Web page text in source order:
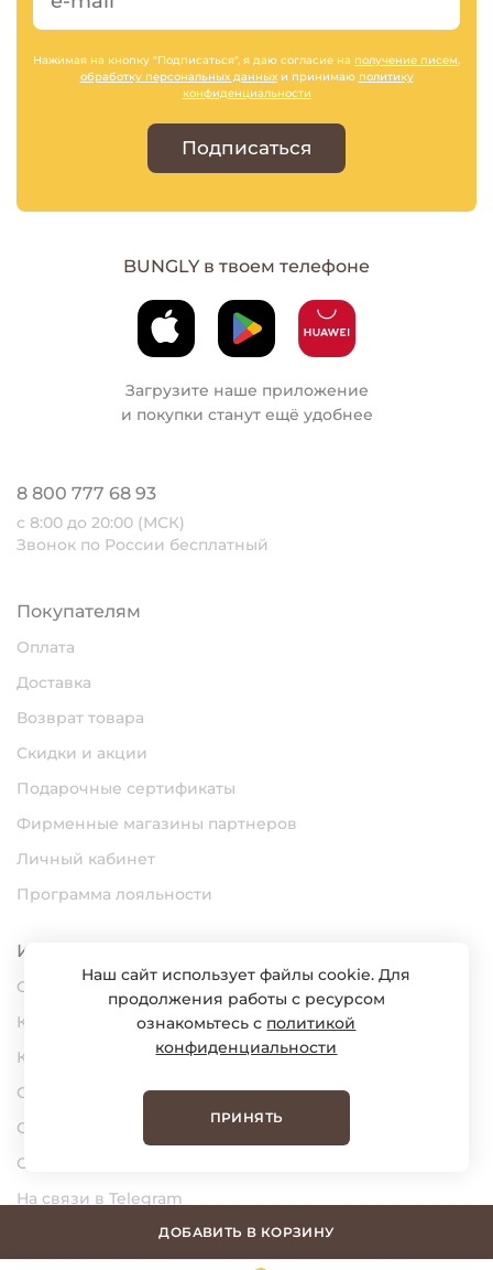
ДОБАВИТЬ В КОРЗИНУ
Нажимая на кнопку "Подписаться", я даю согласие на получение писем,
обработку персональных данныхи принимаю политику
конфиденциальности
Подписаться
BUNGLY в твоем телефоне
Загрузите наше приложение
и покупки станут ещё удобнее
8 800 777 68 93
с 8:00 до 20:00 (МСК)
Звонок по России бесплатный
Покупателям
Оплата
Доставка
Возврат товара
Скидки и акции
Подарочные сертификаты
Фирменные магазины партнеров
Личный кабинет
Программа лояльности
Информация
О нас
Карьера
Контакты
Статьи
Сертификаты
Обратная связь
На связи в Telegram
Наш сайт использует файлы cookie. Для
продолжения работы с ресурсом
ознакомьтесь с политикой
конфиденциальности
ПРИНЯТЬ